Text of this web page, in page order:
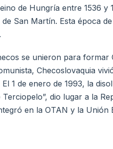
de Hungría entre 1536 y
San Martín. Esta época
se unieron para formar
Checoslovaquia
1 de enero de 1993, la
dio lugar a la
en la OTAN y la